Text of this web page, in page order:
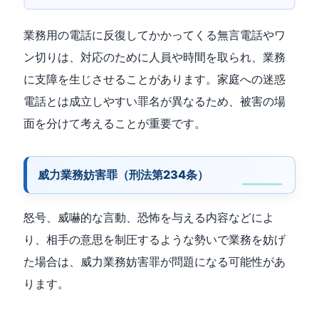
業務用の電話に反復してかかってくる無言電話やワ
ン切りは、対応のために人員や時間を取られ、業務
に支障を生じさせることがあります。家庭への迷惑
電話とは成立しやすい罪名が異なるため、被害の場
面を分けて考えることが重要です。
威力業務妨害罪（刑法第234条）
怒号、威嚇的な言動、恐怖を与える内容などによ
り、相手の意思を制圧するような勢いで業務を妨げ
た場合は、威力業務妨害罪が問題になる可能性があ
ります。